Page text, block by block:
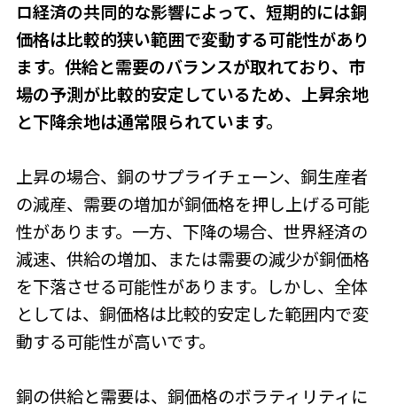
ロ経済の共同的な影響によって、短期的には銅
価格は比較的狭い範囲で変動する可能性があり
ます。供給と需要のバランスが取れており、市
場の予測が比較的安定しているため、上昇余地
と下降余地は通常限られています。
上昇の場合、銅のサプライチェーン、銅生産者
の減産、需要の増加が銅価格を押し上げる可能
性があります。一方、下降の場合、世界経済の
減速、供給の増加、または需要の減少が銅価格
を下落させる可能性があります。しかし、全体
としては、銅価格は比較的安定した範囲内で変
動する可能性が高いです。
銅の供給と需要は、銅価格のボラティリティに